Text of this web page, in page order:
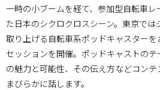
一時の小ブームを経て、参加型自転車
た日本のシクロクロスシーン。東京で
取り上げる自転車系ポッドキャスター
セッションを開催。ポッドキャストの
の魅力と可能性、その伝え方などコン
まびらかに話します。